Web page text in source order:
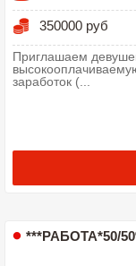
350000 руб
Приглашаем
заработок (...
***РАБОТА*50/